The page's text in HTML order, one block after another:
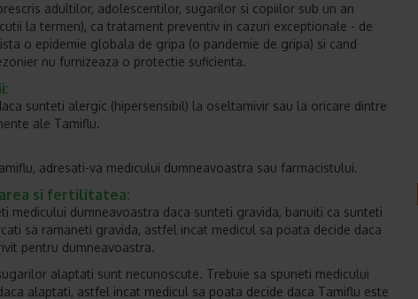
adultilor, adolescentilor, sugarilor si copiilor sub un an
la termen), ca tratament preventiv in cazuri exceptionale - de
o epidemie globala de gripa (o pandemie de gripa) si cand
nu furnizeaza o protectie suficienta.
sunteti alergic (hipersensibil) la oseltamivir sau la oricare dintre
ale Tamiflu.
adresati-va medicului dumneavoastra sau farmacistului.
si fertilitatea:
medicului dumneavoastra daca sunteti gravida, banuiti ca sunteti
sa ramaneti gravida, astfel incat medicul sa poata decide daca
pentru dumneavoastra.
alaptati sunt necunoscute. Trebuie sa spuneti medicului
alaptati, astfel incat medicul sa poata decide daca Tamiflu este